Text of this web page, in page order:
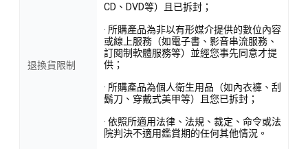
退換貨限制
CD、DVD等）且已拆封；
· 所購產品為非以有形媒介提供的數位內容
或線上服務（如電子書、影音串流服務、
訂閱制軟體服務等）並經您事先同意才提
供；
· 所購產品為個人衛生用品（如內衣褲、刮
鬍刀、穿戴式美甲等）且您已拆封；
· 依照所適用法律、法規、裁定、命令或法
院判決不適用鑑賞期的任何其他情況。